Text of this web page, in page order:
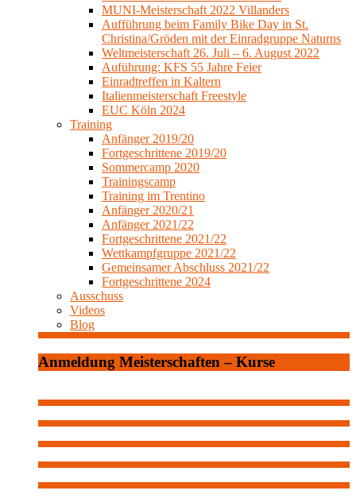
MUNI-Meisterschaft 2022 Villanders
Aufführung beim Family Bike Day in St.
Christina/Gröden mit der Einradgruppe Naturns
Weltmeisterschaft 26. Juli – 6. August 2022
Auführung: KFS 55 Jahre Feier
Einradtreffen in Kaltern
Italienmeisterschaft Freestyle
EUC Köln 2024
Training
Anfänger 2019/20
Fortgeschrittene 2019/20
Sommercamp 2020
Trainingscamp
Training im Trentino
Anfänger 2020/21
Anfänger 2021/22
Fortgeschrittene 2021/22
Wettkampfgruppe 2021/22
Gemeinsamer Abschluss 2021/22
Fortgeschrittene 2024
Ausschuss
Videos
Blog
Anmeldung Meisterschaften – Kurse